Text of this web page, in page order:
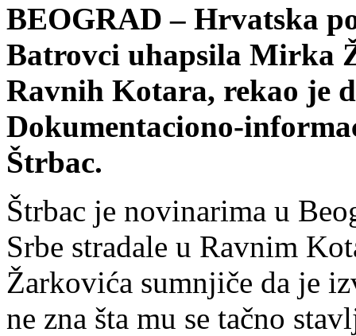
BEOGRAD – Hrvatska
Batrovci uhapsila Mirka
Ravnih Kotara, rekao je
Dokumentaciono-
Štrbac.
Štrbac je novinarima u
Srbe stradale u Ravnim
Žarkovića sumnjiče da je
ne zna šta mu se tačno